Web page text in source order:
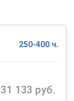
250-400 ч.
133 руб.